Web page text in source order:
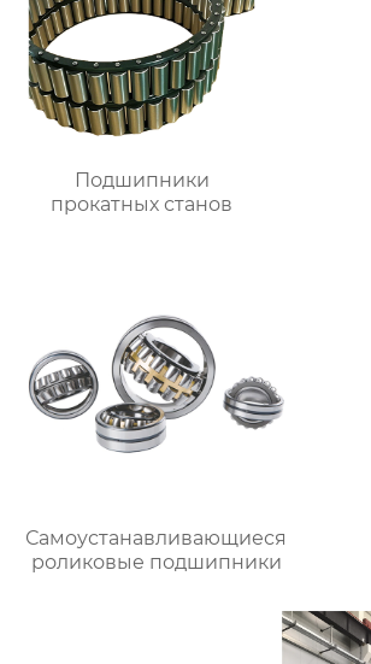
Подшипники
прокатных станов
Самоустанавливающиеся
роликовые подшипники